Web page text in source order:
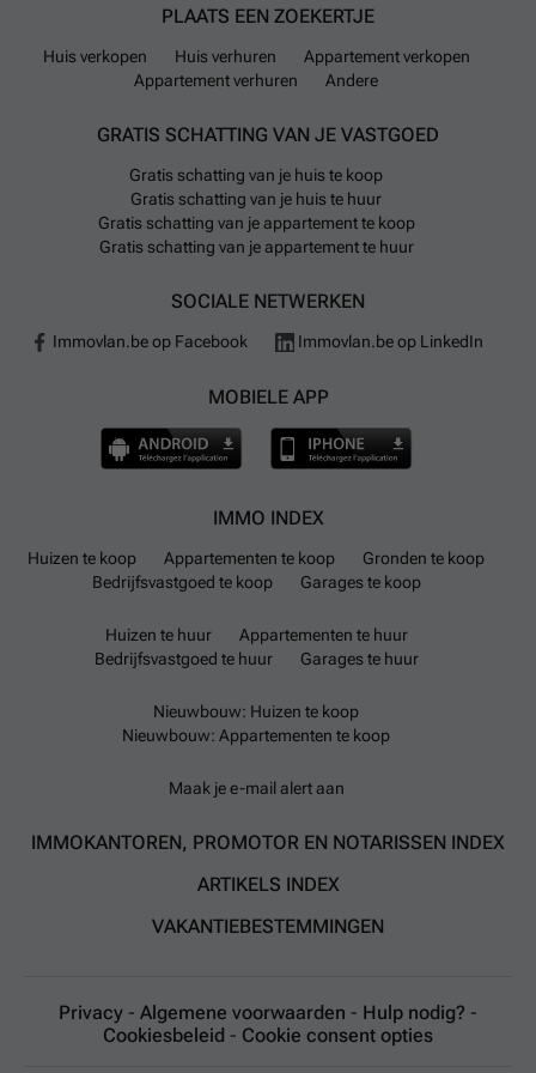
verbinden met belangrijke stations zoals Luik-
autodelen zijn ook mogelijk via respectievelijk Blue-
bike en Cambio stations.
voor gezinnen met kinderen: er zijn 127
kinderdagverblijven, meer dan honderd kleuterscholen
en lagere scholen en ruim vijftig middelbare scholen
kunnen bewoners terecht bij onder meer Carrefour,
Voor elektrisch rijden kunnen automobilisten
Het vliegveld Liège Airport ligt op ongeveer 8 minuten
rijden van het centrum.
PLAATS EEN ZOEKERTJE
Huis verkopen Huis verhuren
Appartement verkopen
Appartement verhuren
Andere
GRATIS SCHATTING VAN JE VASTGOED
Gratis schatting van je huis te koop
Gratis schatting van je huis te huur
Gratis schatting van je appartement te koop
Gratis schatting van je appartement te huur
SOCIALE NETWERKEN
Immovlan.be op Facebook Immovlan.be op LinkedIn
MOBIELE APP
IMMO INDEX
Huizen te koop Appartementen te koop
Gronden te koop
Bedrijfsvastgoed te koop
Garages te koop
Huizen te huur
Appartementen te huur
Bedrijfsvastgoed te huur
Garages te huur
Nieuwbouw: Huizen te koop
Nieuwbouw: Appartementen te koop
Maak je e-mail alert aan
IMMOKANTOREN, PROMOTOR EN NOTARISSEN INDEX
ARTIKELS INDEX
VAKANTIEBESTEMMINGEN
Privacy - Algemene voorwaarden - Hulp nodig? -
Cookiesbeleid - Cookie consent opties